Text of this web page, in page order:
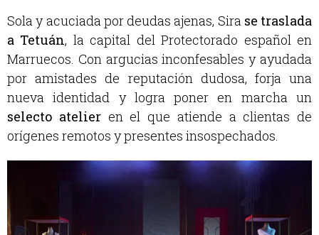
Sola y acuciada por deudas ajenas, Sira se traslada
a Tetuán, la capital del Protectorado español en
Marruecos. Con argucias inconfesables y ayudada
por amistades de reputación dudosa, forja una
nueva identidad y logra poner en marcha un
selecto atelieren el que atiende a clientas de
orígenes remotos y presentes insospechados.